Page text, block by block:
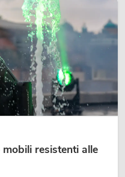
resistenti alle